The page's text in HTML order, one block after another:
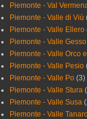
Piemonte - Val
Piemonte - Valle di Viù
Piemonte - Valle Ellero
Piemonte - Valle Gesso
Piemonte - Valle Orco
Piemonte - Valle Pesio
Piemonte - Valle Po (3)
Piemonte - Valle Stura
Piemonte - Valle Susa
Piemonte - Valle